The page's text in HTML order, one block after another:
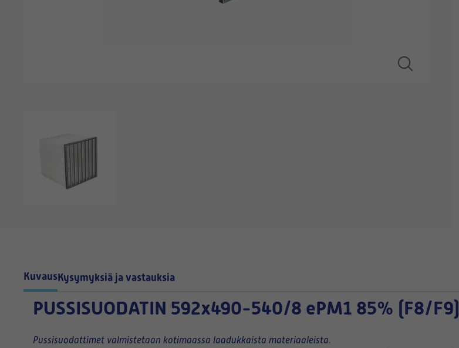
KuvausKysymyksiä ja vastauksia
PUSSISUODATIN 592x490-540/8 ePM1 85% (F8/F9)
Pussisuodattimet valmistetaan kotimaassa laadukkaista materiaaleista.